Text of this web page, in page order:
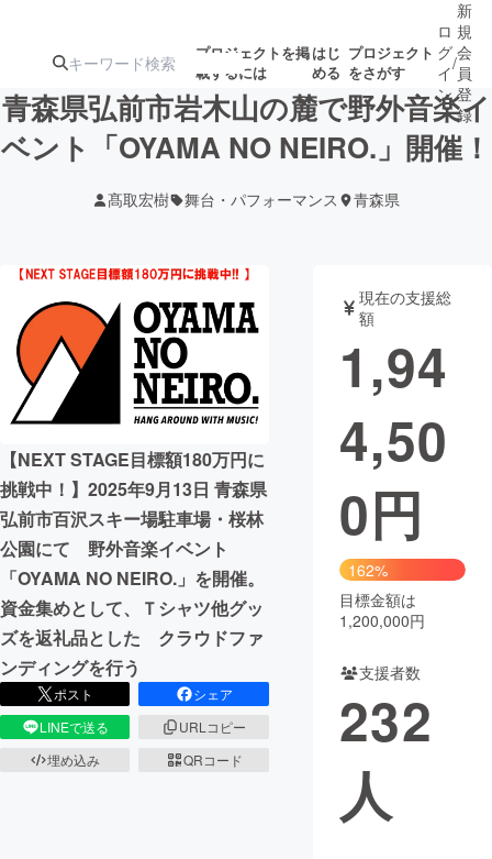
プロジェクトを掲
載するには
はじ
める
プロジェクト
をさがす
注目のリ
ターン
注目の新着プロ
ジェクト
募集終了が近いプ
ロジェクト
されます
音楽
テクノロジー・ガジェット ゲーム・サ
映像・映画
ビジネス・起業
まちづくり・地域活性化
CAMPFIRE for Social Good
CAMPFIRE Creation
CAMPFIREふるさと納税machi-ya コミュニティ
ロ
グ
イ
ン
/
新
規
会
員
登
録
青森県弘前市岩木山の麓で野外音楽イ
ベント「OYAMA NO NEIRO.」開催！
髙取宏樹 舞台・パフォーマンス 青森県
【NEXT STAGE目標額180万円に
挑戦中！】2025年9月13日 青森県
弘前市百沢スキー場駐車場・桜林
公園にて 野外音楽イベント
「OYAMA NO NEIRO.」を開催。
資金集めとして、Ｔシャツ他グッ
ズを返礼品とした クラウドファ
ンディングを行う
ポスト
シェア
LINEで送る
URLコピー
埋め込み
QRコード
現在の支援総
額
1,94
4,50
0円
162%
目標金額は
1,200,000円
支援者数
232
人